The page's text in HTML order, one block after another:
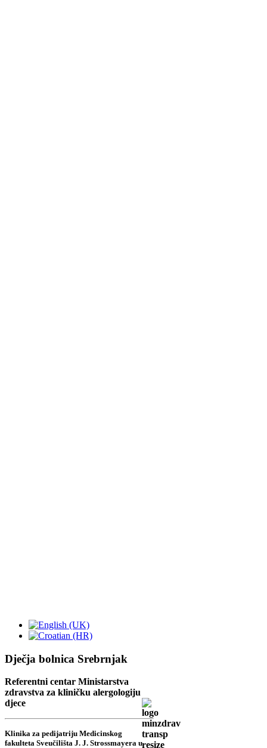
Dječja bolnica Srebrnjak
Referentni centar Ministarstva
zdravstva za kliničku alergologiju
djece
Klinika za pedijatriju Medicinskog
fakulteta Sveučilišta J. J. Strossmayera u